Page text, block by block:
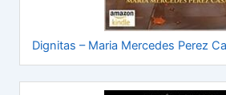
Dignitas – Maria Mercedes Perez